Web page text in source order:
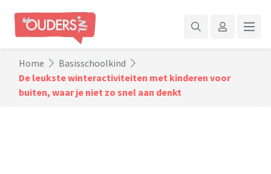
Home
Basisschoolkind
De leukste winteractiviteiten met kinderen voor
buiten, waar je niet zo snel aan denkt